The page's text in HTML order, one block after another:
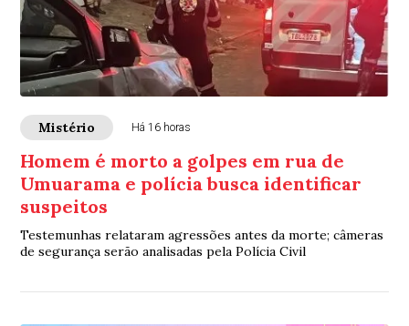
Mistério Há 16 horas
Homem é morto a golpes em rua de
Umuarama e polícia busca identificar
suspeitos
Testemunhas relataram agressões antes da morte; câmeras
de segurança serão analisadas pela Polícia Civil